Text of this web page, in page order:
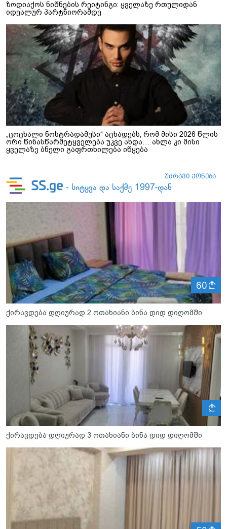
ზოდიაქოს ნიშნების რეიტინგი: ყველაზე რთულიდან
იდეალურ პარტნიორამდე
„ცოცხალი ნოსტრადამუსი“ აცხადებს, რომ მისი 2026 წლის
ორი წინასწარმეტყველება უკვე ახდა… ახლა კი მისი
ყველაზე ბნელი გაფრთხილება იწყება
60
ქირავდება დღიურად 2 ოთახიანი ბინა დიდ დიღომში
ქირავდება დღიურად 3 ოთახიანი ბინა დიდ დიღომში